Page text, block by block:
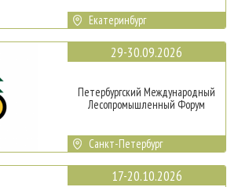
Екатеринбург
29-30.09.2026
Петербургский Международный
Лесопромышленный Форум
Санкт-Петербург
17-20.10.2026